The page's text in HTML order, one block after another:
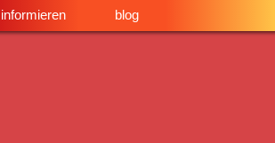
informieren blog